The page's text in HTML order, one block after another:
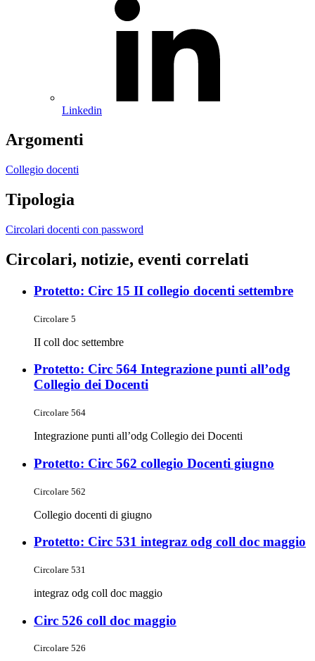
Linkedin
Argomenti
Collegio docenti
Tipologia
Circolari docenti con password
Circolari, notizie, eventi correlati
Protetto: Circ 15 II collegio docenti settembre
Circolare 5
II coll doc settembre
Protetto: Circ 564 Integrazione punti all’odg
Collegio dei Docenti
Circolare 564
Integrazione punti all’odg Collegio dei Docenti
Protetto: Circ 562 collegio Docenti giugno
Circolare 562
Collegio docenti di giugno
Protetto: Circ 531 integraz odg coll doc maggio
Circolare 531
integraz odg coll doc maggio
Circ 526 coll doc maggio
Circolare 526